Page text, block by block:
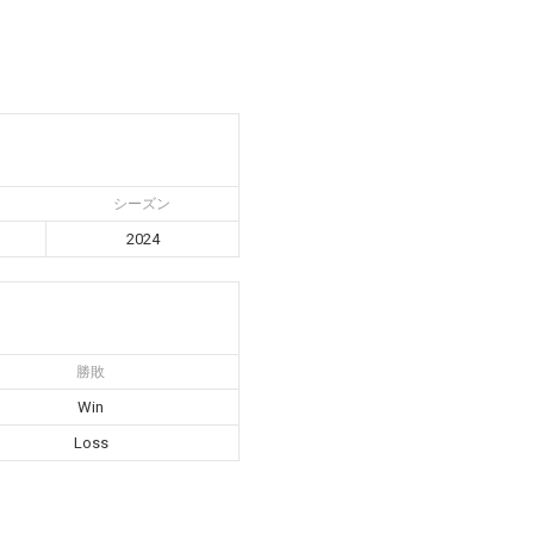
シーズン
2024
勝敗
Win
Loss